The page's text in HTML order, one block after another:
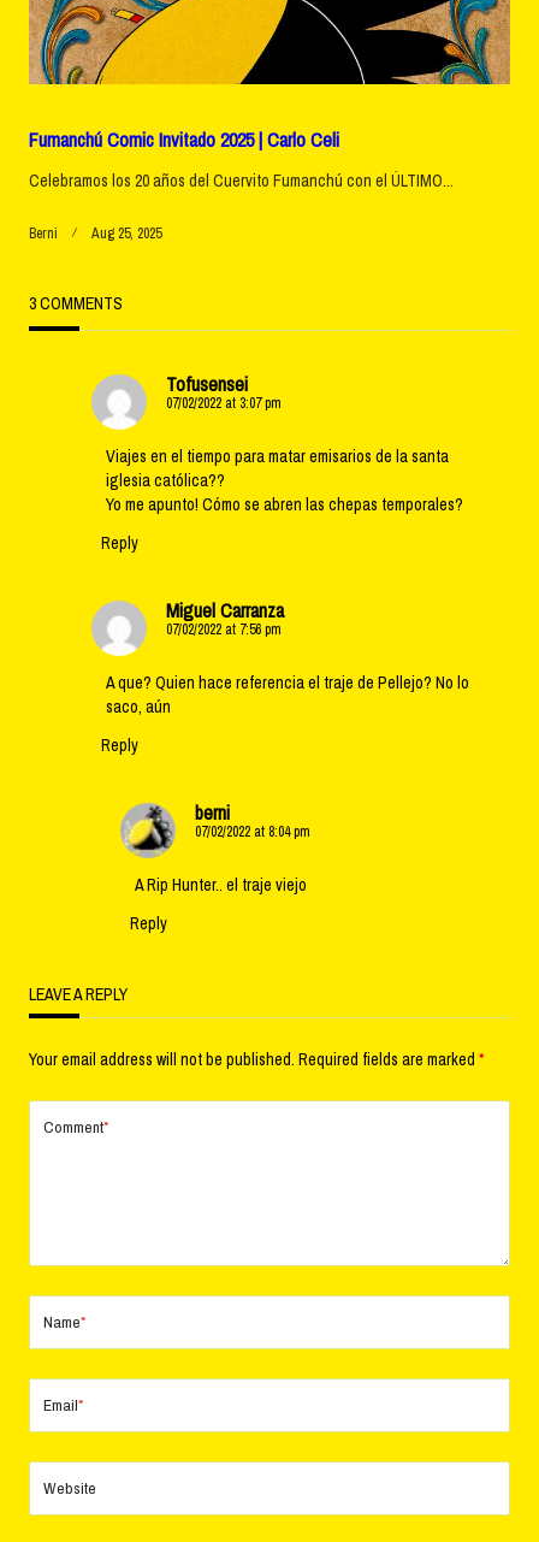
Fumanchú Comic Invitado 2025 | Carlo Celi
Celebramos los 20 años del Cuervito Fumanchú con el ÚLTIMO...
Berni Aug 25, 2025
3 COMMENTS
Tofusensei
07/02/2022 at 3:07 pm
Viajes en el tiempo para matar emisarios de la santa
iglesia católica??
Yo me apunto! Cómo se abren las chepas temporales?
Reply
Miguel Carranza
07/02/2022 at 7:56 pm
A que? Quien hace referencia el traje de Pellejo? No lo
saco, aún
Reply
berni
07/02/2022 at 8:04 pm
A Rip Hunter.. el traje viejo
Reply
LEAVE A REPLY
Your email address will not be published. Required fields are marked *
Comment*
Name*
Email*
Website